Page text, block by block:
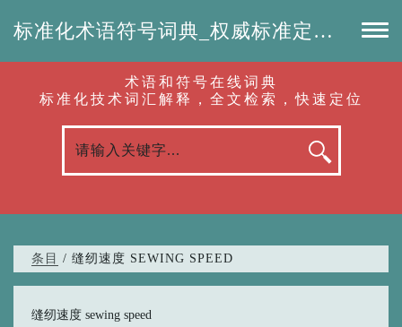
标准化术语符号词典_权威标准定义_专业词汇查询-认准啦（RenZhunLa.com）
术语和符号在线词典
标准化技术词汇解释，全文检索，快速定位
条目 / 缝纫速度 SEWING SPEED
缝纫速度 sewing speed